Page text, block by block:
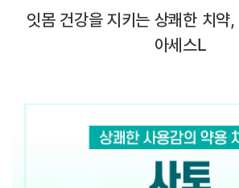
잇몸 건강을 지키는 상쾌한 치약
아세스L